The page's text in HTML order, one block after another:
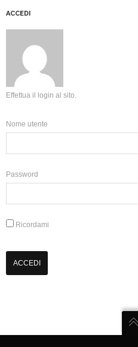
ACCEDI
Effettua il login al sito.
Nome utente
Password
Ricordami